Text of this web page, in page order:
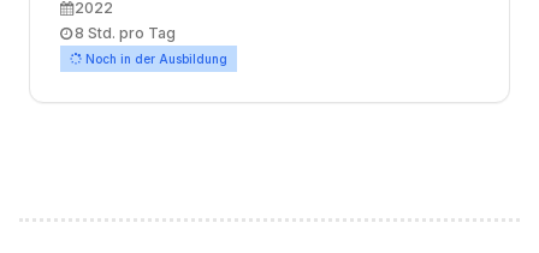
Ausbildungsbeginn
2022
Arbeitszeit
8 Std. pro Tag
Noch in der Ausbildung